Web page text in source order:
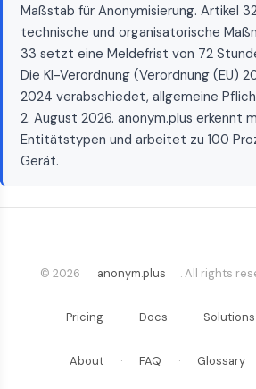
Maßstab für Anonymisierung. Artikel
technische und organisatorische
33 setzt eine Meldefrist von 72
Die KI-Verordnung (Verordnung (EU)
2024 verabschiedet, allgemeine
2. August 2026. anonym.plus erkennt
Entitätstypen und arbeitet zu 100
Gerät.
© 2026 anonym.plus . All rights
Pricing · Docs · Solutions
About · FAQ · Glossary